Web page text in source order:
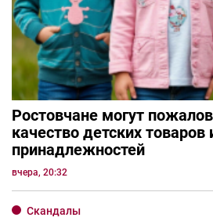
Ростовчане могут
качество детских
принадлежностей
вчера, 20:32
Скандалы